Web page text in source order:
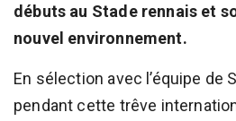
débuts au Stade rennais et
nouvel environnement.
En sélection avec l’équipe de
pendant cette trêve